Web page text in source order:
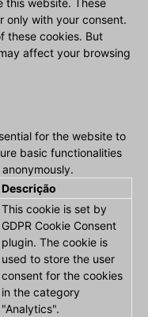
this website. These
only with your consent.
these cookies. But
affect your browsing
for the website to
basic functionalities
Descrição
This cookie is set by
GDPR Cookie Consent
plugin. The cookie is
used to store the user
consent for the cookies
in the category
"Analytics".